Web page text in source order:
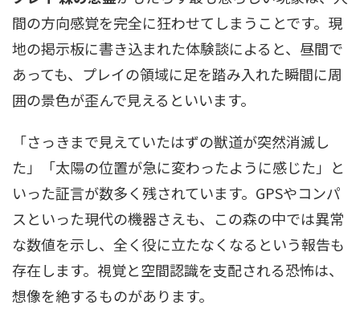
間の方向感覚を完全に狂わせてしまうことです。現
地の掲示板に書き込まれた体験談によると、昼間で
あっても、プレイの領域に足を踏み入れた瞬間に周
囲の景色が歪んで見えるといいます。
「さっきまで見えていたはずの獣道が突然消滅し
た」「太陽の位置が急に変わったように感じた」と
いった証言が数多く残されています。GPSやコンパ
スといった現代の機器さえも、この森の中では異常
な数値を示し、全く役に立たなくなるという報告も
存在します。視覚と空間認識を支配される恐怖は、
想像を絶するものがあります。